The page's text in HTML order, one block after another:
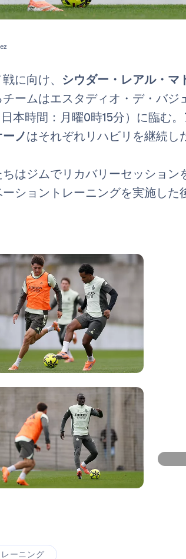
に向け、 シウダー・レアル・マ
ームはエスタディオ・デ・バジ
本時間：月曜0時15分）に臨む。
ノはそれぞれリハビリを継続し
はジムでリカバリーセッション
ショントレーニングを実施した
レーニング